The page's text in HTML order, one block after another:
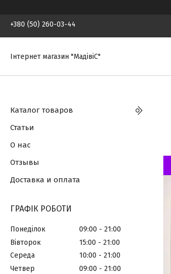
+380 (50) 260-03-44
Інтернет магазин "МадівіС"
Каталог товаров
Статьи
О нас
Отзывы
Доставка и оплата
ГРАФІК РОБОТИ
Понеділок 09:00
21:00
Вівторок
15:00
21:00
Середа
10:00
21:00
Четвер
09:00
21:00